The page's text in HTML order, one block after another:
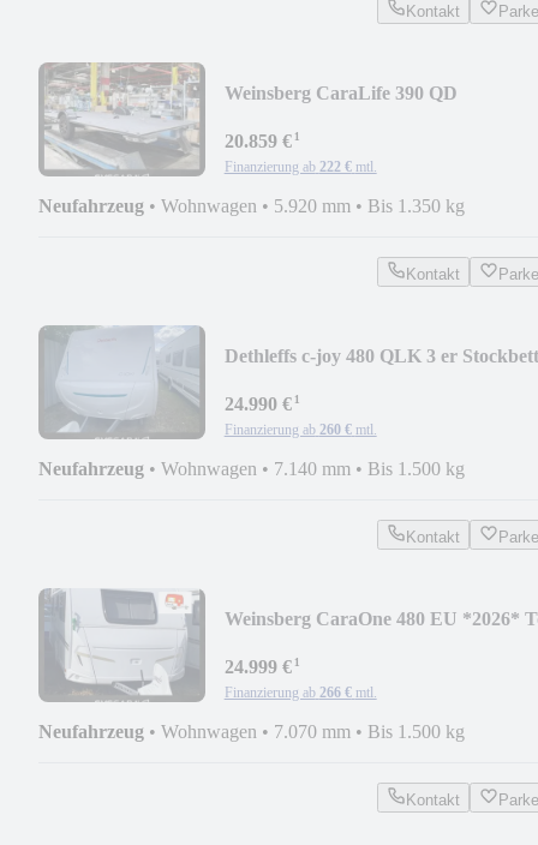
Kontakt
Weinsberg CaraLife 390 QD
20.859 €¹
Finanzierung ab 222 € mtl.
Neufahrzeug • Wohnwagen • 5.920 mm • Bis 1.350 kg
Kontakt
Dethleffs c-joy 480 QLK 3 er Stockbett
24.990 €¹
Finanzierung ab 260 € mtl.
Neufahrzeug • Wohnwagen • 7.140 mm • Bis 1.500 kg
Kontakt
Weinsberg CaraOne 480 EU *2026*
24.999 €¹
Finanzierung ab 266 € mtl.
Neufahrzeug • Wohnwagen • 7.070 mm • Bis 1.500 kg
Kontakt